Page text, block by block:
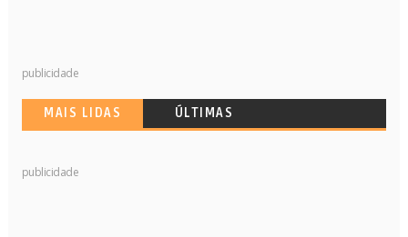
publicidade
MAIS LIDAS ÚLTIMAS
publicidade